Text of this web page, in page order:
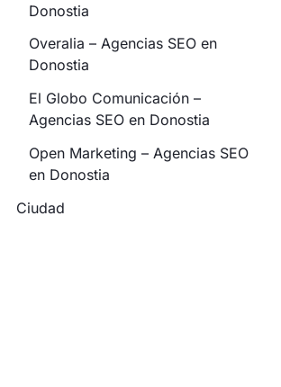
Donostia
Overalia – Agencias SEO en
Donostia
El Globo Comunicación –
Agencias SEO en Donostia
Open Marketing – Agencias SEO
en Donostia
Ciudad